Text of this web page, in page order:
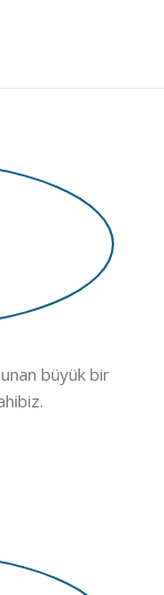
büyük bir